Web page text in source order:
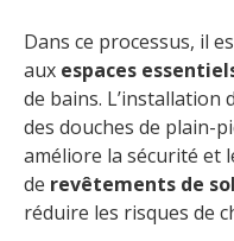
Dans ce processus, il
aux espaces
de bains. L’installation
des douches de plain-
améliore la sécurité et
de revêtements de
réduire les risques de